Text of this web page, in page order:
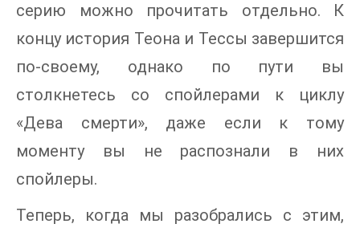
серию можно прочитать отдельно. К
концу история Теона и Тессы завершится
по-своему, однако по пути вы
столкнетесь со спойлерами к циклу
«Дева смерти», даже если к тому
моменту вы не распознали в них
спойлеры.
Теперь, когда мы разобрались с этим,